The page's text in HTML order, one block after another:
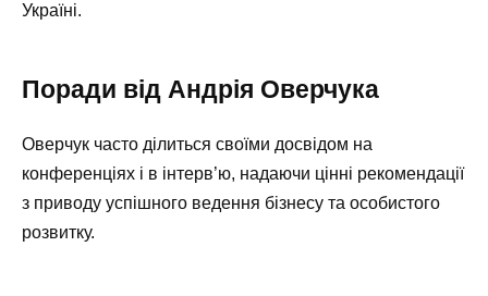
Україні.
Поради від Андрія Оверчука
Оверчук часто ділиться своїми досвідом на
конференціях і в інтерв’ю, надаючи цінні рекомендації
з приводу успішного ведення бізнесу та особистого
розвитку.